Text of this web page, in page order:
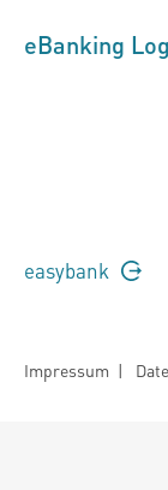
eBanking
easybank
Impressum |